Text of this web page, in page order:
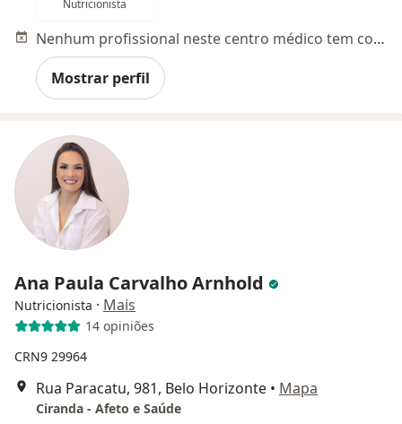
Nutricionista
Nenhum profissional neste centro médico tem consultas disponíveis
Mostrar perfil
Ana Paula Carvalho Arnhold
Nutricionista · Mais
14 opiniões
CRN9 29964
Rua Paracatu, 981, Belo Horizonte • Mapa
Ciranda - Afeto e Saúde